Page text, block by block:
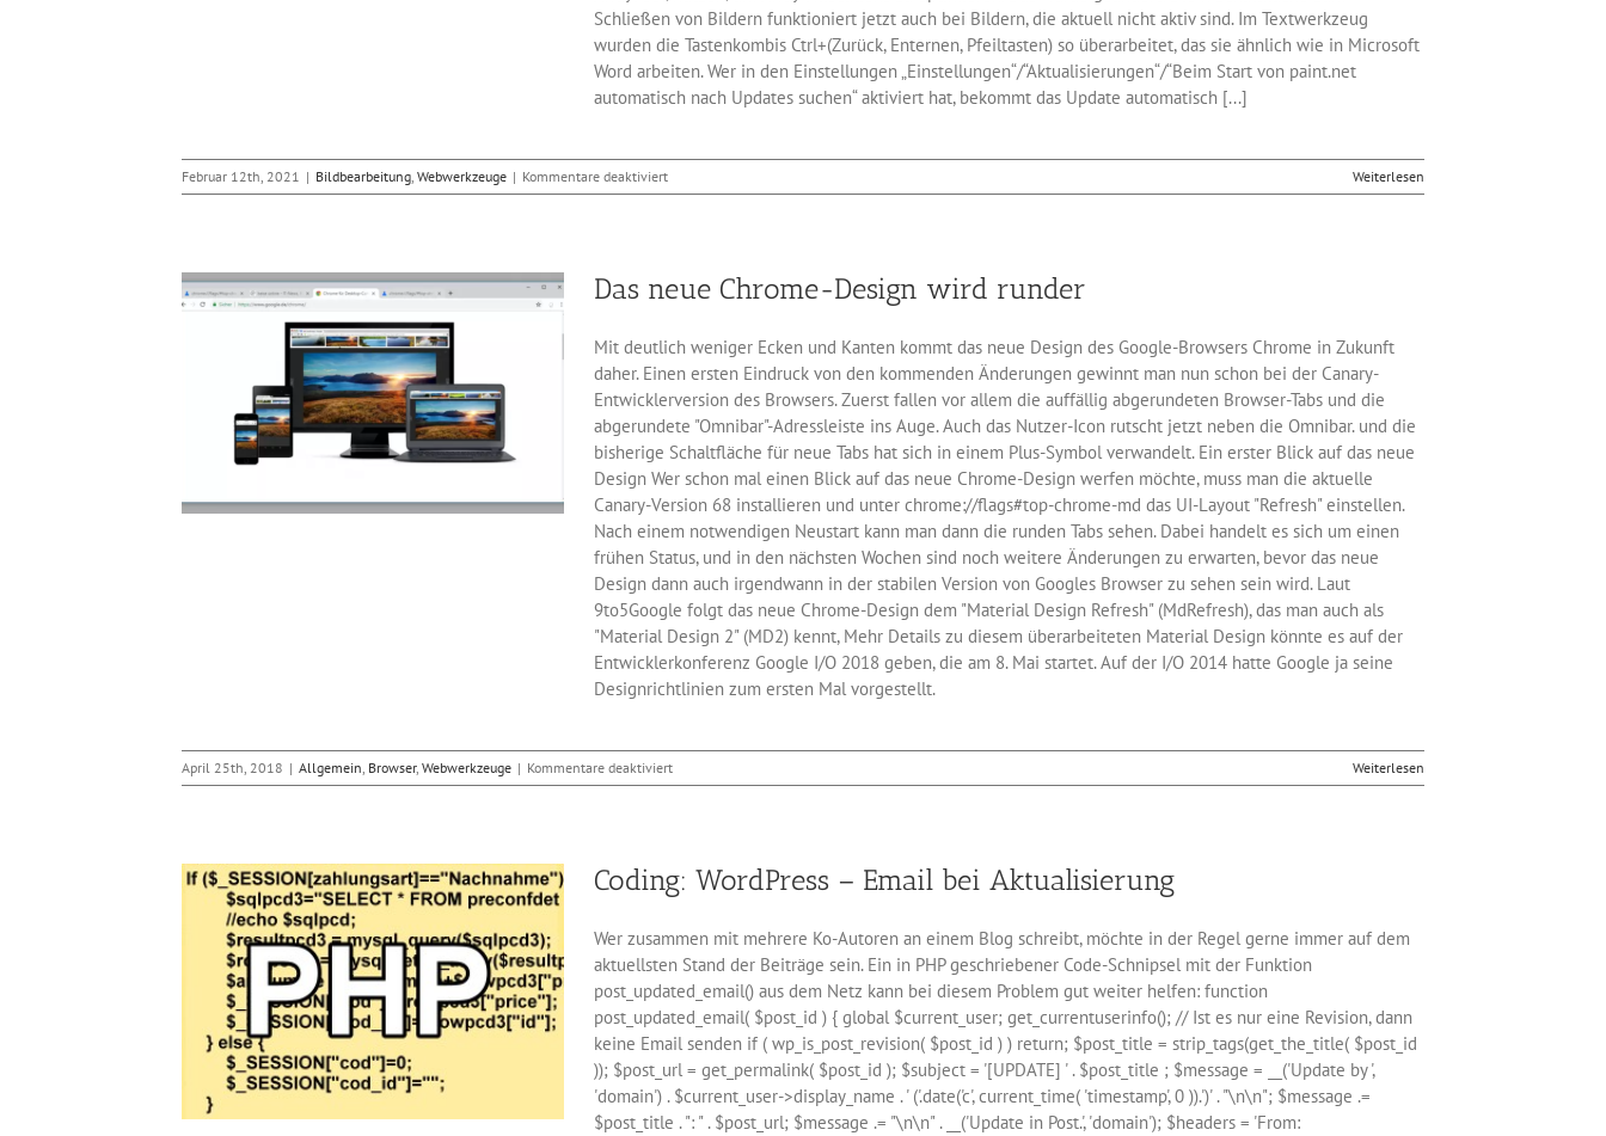
Schließen von Bildern funktioniert jetzt auch bei Bildern, die aktuell nicht aktiv sind. Im Textwerkzeug
wurden die Tastenkombis Ctrl+(Zurück, Enternen, Pfeiltasten) so überarbeitet, das sie ähnlich wie in Microsoft
Word arbeiten. Wer in den Einstellungen „Einstellungen“/“Aktualisierungen“/“Beim Start von paint.net
automatisch nach Updates suchen“ aktiviert hat, bekommt das Update automatisch [...]
Februar 12th, 2021 | Bildbearbeitung, Webwerkzeuge | Kommentare deaktiviertfür
Neue
veröffentlicht
Weiterlesen
Das neue Chrome-Design wird runder
Mit deutlich weniger Ecken und Kanten kommt das neue Design des Google-Browsers Chrome in Zukunft
daher. Einen ersten Eindruck von den kommenden Änderungen gewinnt man nun schon bei der Canary-
Entwicklerversion des Browsers. Zuerst fallen vor allem die auffällig abgerundeten Browser-Tabs und die
abgerundete "Omnibar"-Adressleiste ins Auge. Auch das Nutzer-Icon rutscht jetzt neben die Omnibar. und die
bisherige Schaltfläche für neue Tabs hat sich in einem Plus-Symbol verwandelt. Ein erster Blick auf das neue
Design Wer schon mal einen Blick auf das neue Chrome-Design werfen möchte, muss man die aktuelle
Canary-Version 68 installieren und unter chrome://flags#top-chrome-md das UI-Layout "Refresh" einstellen.
Nach einem notwendigen Neustart kann man dann die runden Tabs sehen. Dabei handelt es sich um einen
frühen Status, und in den nächsten Wochen sind noch weitere Änderungen zu erwarten, bevor das neue
Design dann auch irgendwann in der stabilen Version von Googles Browser zu sehen sein wird. Laut
9to5Google folgt das neue Chrome-Design dem "Material Design Refresh" (MdRefresh), das man auch als
"Material Design 2" (MD2) kennt, Mehr Details zu diesem überarbeiteten Material Design könnte es auf der
Entwicklerkonferenz Google I/O 2018 geben, die am 8. Mai startet. Auf der I/O 2014 hatte Google ja seine
Designrichtlinien zum ersten Mal vorgestellt.
April 25th, 2018 | Allgemein, Browser, Webwerkzeuge | Kommentare deaktiviertfür
Das
wird
runder
Weiterlesen
Coding: WordPress – Email bei Aktualisierung
Wer zusammen mit mehrere Ko-Autoren an einem Blog schreibt, möchte in der Regel gerne immer auf dem
aktuellsten Stand der Beiträge sein. Ein in PHP geschriebener Code-Schnipsel mit der Funktion
post_updated_email() aus dem Netz kann bei diesem Problem gut weiter helfen: function
post_updated_email( $post_id ) { global $current_user; get_currentuserinfo(); // Ist es nur eine Revision, dann
keine Email senden if ( wp_is_post_revision( $post_id ) ) return; $post_title = strip_tags(get_the_title( $post_id
)); $post_url = get_permalink( $post_id ); $subject = '[UPDATE] ' . $post_title ; $message = __('Update by ',
'domain') . $current_user->display_name . ' ('.date('c', current_time( 'timestamp', 0 )).')' . "\n\n"; $message .=
$post_title . ": " . $post_url; $message .= "\n\n" . __('Update in Post.', 'domain'); $headers = 'From: